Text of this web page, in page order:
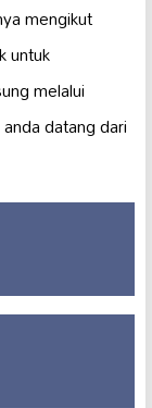
mengikut
untuk
melalui
datang dari